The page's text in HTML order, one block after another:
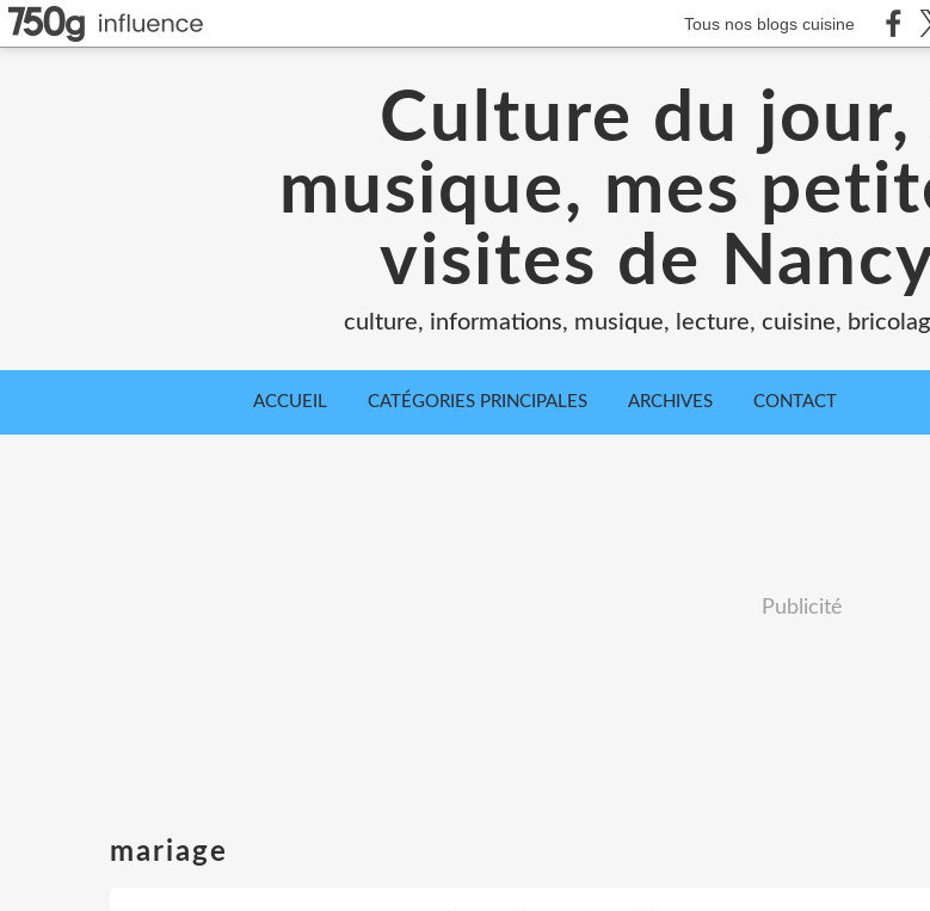
Tous nos blogs cuisine
Culture du jour,
musique, mes
visites de
culture, informations, musique, lecture, cuisine,
ACCUEIL CATÉGORIES PRINCIPALES ARCHIVES CONTACT
Publicité
mariage